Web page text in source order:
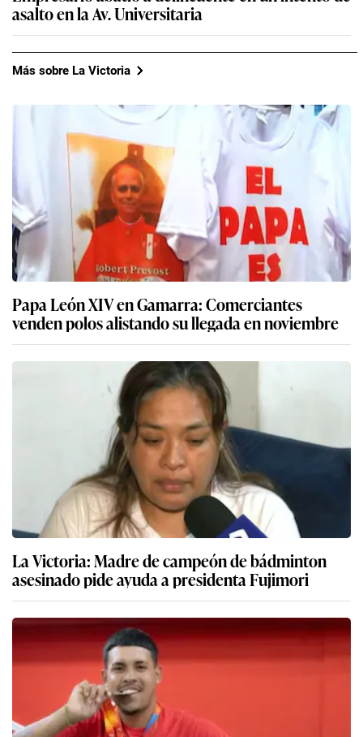
asalto en la Av. Universitaria
Más sobre La Victoria
Papa León XIV en Gamarra: Comerciantes
venden polos alistando su llegada en noviembre
La Victoria: Madre de campeón de bádminton
asesinado pide ayuda a presidenta Fujimori